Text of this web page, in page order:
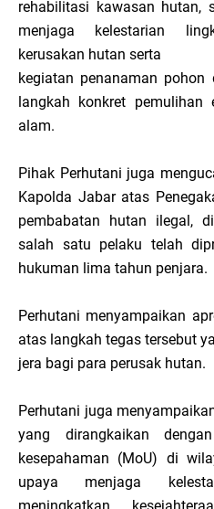
rehabilitasi kawasan hutan,
menjaga kelestarian
kerusakan hutan serta
kegiatan penanaman
langkah konkret pemulihan
alam.
Pihak Perhutani juga
Kapolda Jabar atas
pembabatan hutan ilegal,
salah satu pelaku telah
hukuman lima tahun
Perhutani menyampaikan
atas langkah tegas tersebut
jera bagi para perusak hutan.
Perhutani juga
yang dirangkaikan
kesepahaman (MoU) di
upaya menjaga